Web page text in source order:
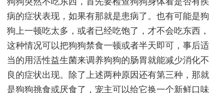
病的症状表现，如果有那就是患病了。也有可能是狗
狗上一顿吃太多，或者已经吃饱了，才不会吃东西，
这种情况可以把狗狗禁食一顿或者半天即可，事后适
当的用活性益生菌来调养狗狗的肠胃就能减少消化不
良的症状出现。除了上述两种原因还有第三种，那就
是狗狗挑食或厌食了，宠主可以给它换一个新鲜口味